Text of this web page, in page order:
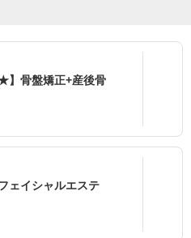
】骨盤矯正+産後骨
ェイシャルエステ